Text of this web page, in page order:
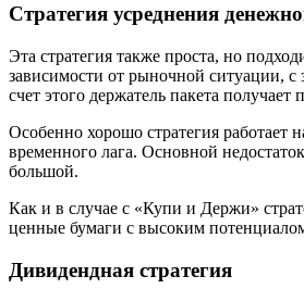
Стратегия усреднения
Эта стратегия также проста, но
зависимости от рыночной ситуации, с
счет этого держатель пакета
Особенно хорошо стратегия
временного лага. Основной
большой.
Как и в случае с «Купи и Держи»
ценные бумаги с высоким
Дивидендная стратегия